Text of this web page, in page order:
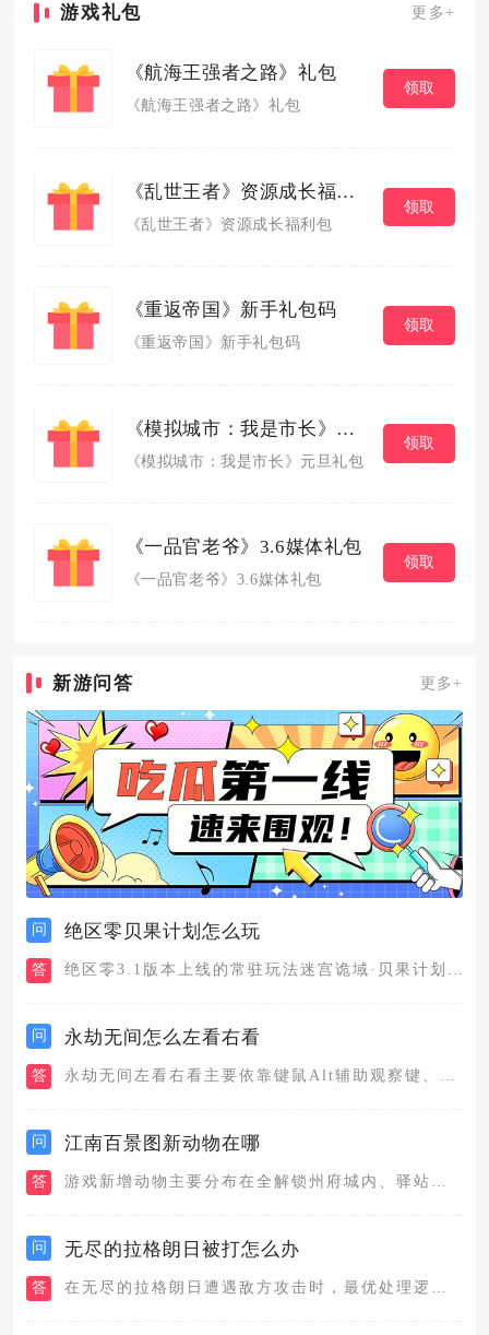
游戏礼包 更多+
《航海王强者之路》礼包
《航海王强者之路》礼包
领取
《乱世王者》资源成长福利包
《乱世王者》资源成长福利包
领取
《重返帝国》新手礼包码
《重返帝国》新手礼包码
领取
《模拟城市：我是市长》元旦礼包
《模拟城市：我是市长》元旦礼包
领取
《一品官老爷》3.6媒体礼包
《一品官老爷》3.6媒体礼包
领取
新游问答 更多+
问 绝区零贝果计划怎么玩
答
问 永劫无间怎么左看右看
答
问 江南百景图新动物在哪
答
问 无尽的拉格朗日被打怎么办
答